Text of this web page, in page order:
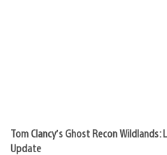
Tom Clancy’s Ghost Recon
Update